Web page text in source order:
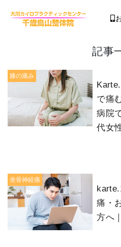
記事
膝の痛み
で痛
病院
代女
坐骨神経痛
痛・
方へ